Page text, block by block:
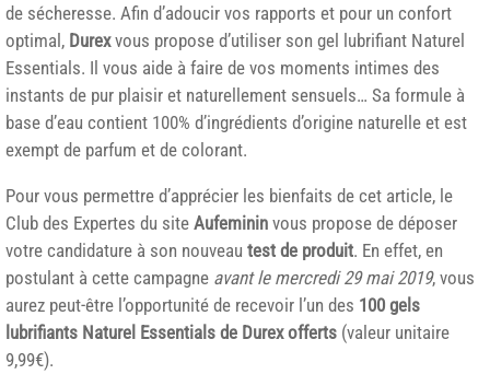
de sécheresse. Afin d’adoucir vos rapports et pour un confort
optimal, Durexvous propose d’utiliser son gel lubrifiant Naturel
Essentials. Il vous aide à faire de vos moments intimes des
instants de pur plaisir et naturellement sensuels… Sa formule à
base d’eau contient 100% d’ingrédients d’origine naturelle et est
exempt de parfum et de colorant.
Pour vous permettre d’apprécier les bienfaits de cet article, le
Club des Expertes du site Aufeminin vous propose de déposer
votre candidature à son nouveau test de produit. En effet, en
postulant à cette campagne avant le mercredi 29 mai 2019, vous
aurez peut-être l’opportunité de recevoir l’un des 100 gels
lubrifiants Naturel Essentials de Durex offerts (valeur unitaire
9,99€).